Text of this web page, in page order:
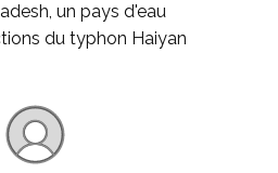
un pays d'eau
du typhon Haiyan